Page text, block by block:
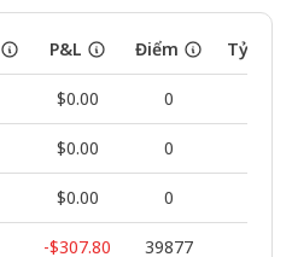
P&L Điểm Tỷ lệ
$0.00 0
$0.00 0
$0.00 0
-$307.80 39877